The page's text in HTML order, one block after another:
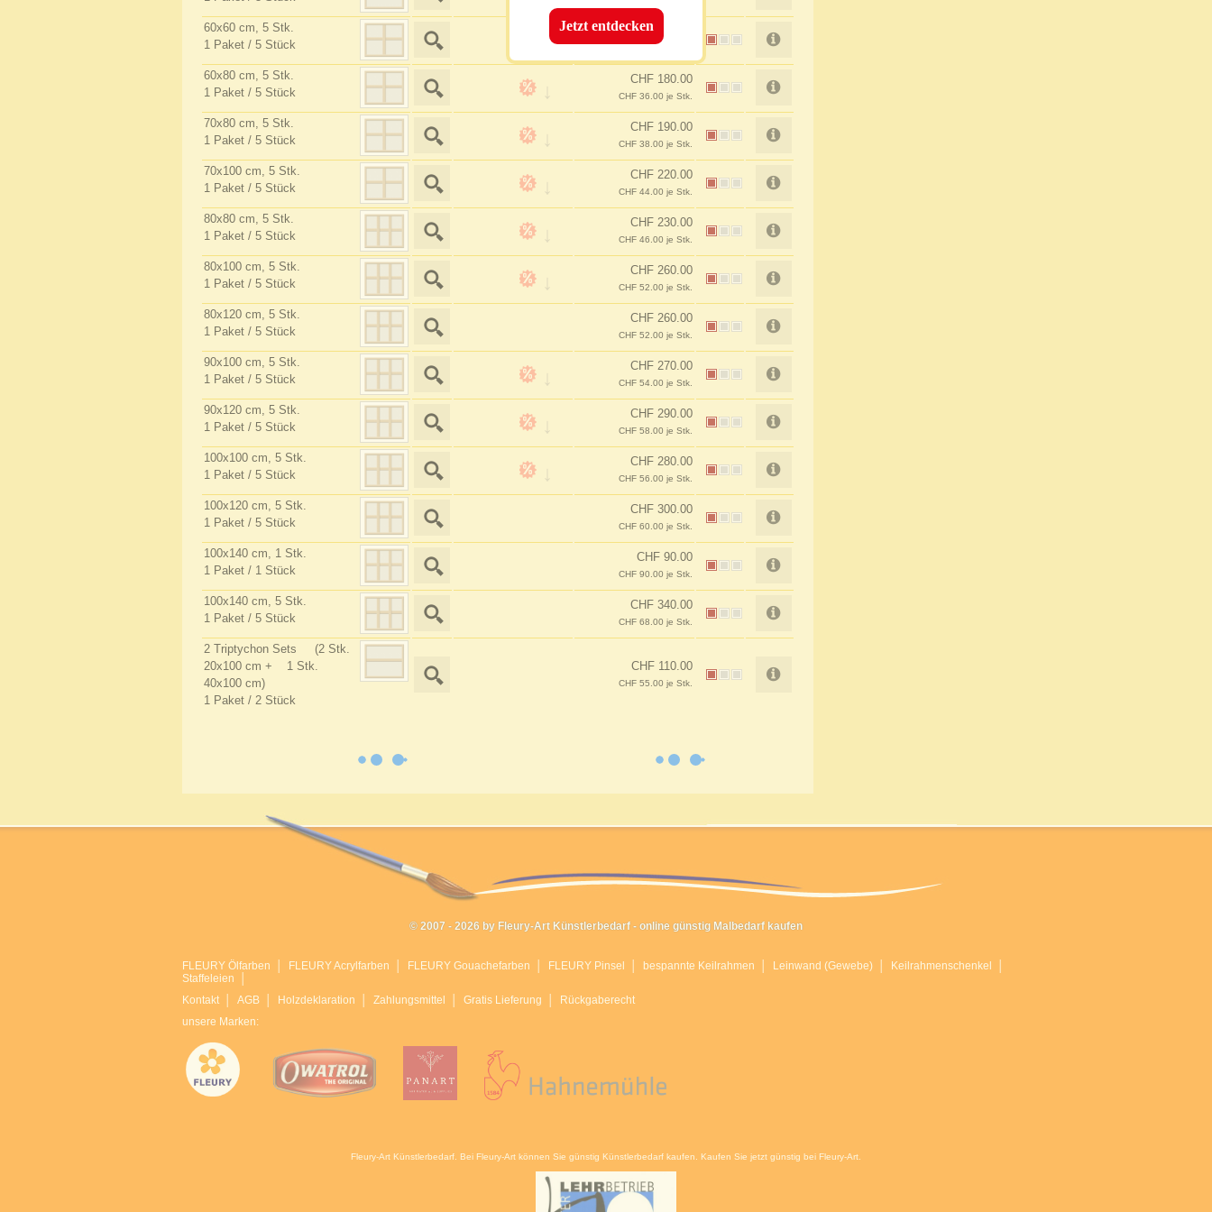
60x60 cm, 5 Stk.
1 Paket / 5 Stück
CHF 165.00
60x80 cm, 5 Stk.
1 Paket / 5 Stück
CHF 180.00
CHF 36.00 je Stk.
70x80 cm, 5 Stk.
1 Paket / 5 Stück
CHF 190.00
CHF 38.00 je Stk.
70x100 cm, 5 Stk.
1 Paket / 5 Stück
CHF 220.00
CHF 44.00 je Stk.
80x80 cm, 5 Stk.
1 Paket / 5 Stück
CHF 230.00
CHF 46.00 je Stk.
80x100 cm, 5 Stk.
1 Paket / 5 Stück
CHF 260.00
CHF 52.00 je Stk.
80x120 cm, 5 Stk.
1 Paket / 5 Stück
CHF 260.00
CHF 52.00 je Stk.
90x100 cm, 5 Stk.
1 Paket / 5 Stück
CHF 270.00
CHF 54.00 je Stk.
90x120 cm, 5 Stk.
1 Paket / 5 Stück
CHF 290.00
CHF 58.00 je Stk.
100x100 cm, 5 Stk.
1 Paket / 5 Stück
CHF 280.00
CHF 56.00 je Stk.
100x120 cm, 5 Stk.
1 Paket / 5 Stück
CHF 300.00
CHF 60.00 je Stk.
100x140 cm, 1 Stk.
1 Paket / 1 Stück
CHF 90.00
CHF 90.00 je Stk.
100x140 cm, 5 Stk.
1 Paket / 5 Stück
CHF 340.00
CHF 68.00 je Stk.
2 Triptychon Sets (2 Stk.
20x100 cm + 1 Stk.
40x100 cm)
1 Paket / 2 Stück
CHF 110.00
CHF 55.00 je Stk.
© 2007 - 2026 by Fleury-Art Künstlerbedarf - online günstig Malbedarf kaufen
FLEURY Ölfarben FLEURY Acrylfarben FLEURY Gouachefarben FLEURY Pinsel bespannte Keilrahmen Leinwand (Gewebe) Keilrahmenschenkel
Staffeleien
Kontakt│ AGB Holzdeklaration Zahlungsmittel Gratis Lieferung
Rückgaberecht
unsere Marken:
Fleury-Art Künstlerbedarf. Bei Fleury-Art können Sie günstig Künstlerbedarf kaufen. Kaufen Sie jetzt günstig bei Fleury-Art.
Jetzt entdecken